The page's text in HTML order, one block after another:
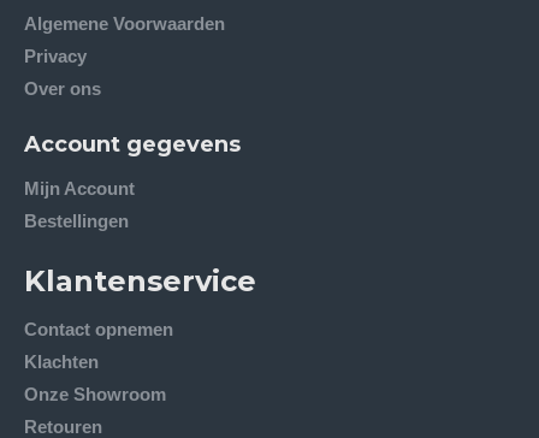
Algemene Voorwaarden
Privacy
Over ons
Account gegevens
Mijn Account
Bestellingen
Klantenservice
Contact opnemen
Klachten
Onze Showroom
Retouren